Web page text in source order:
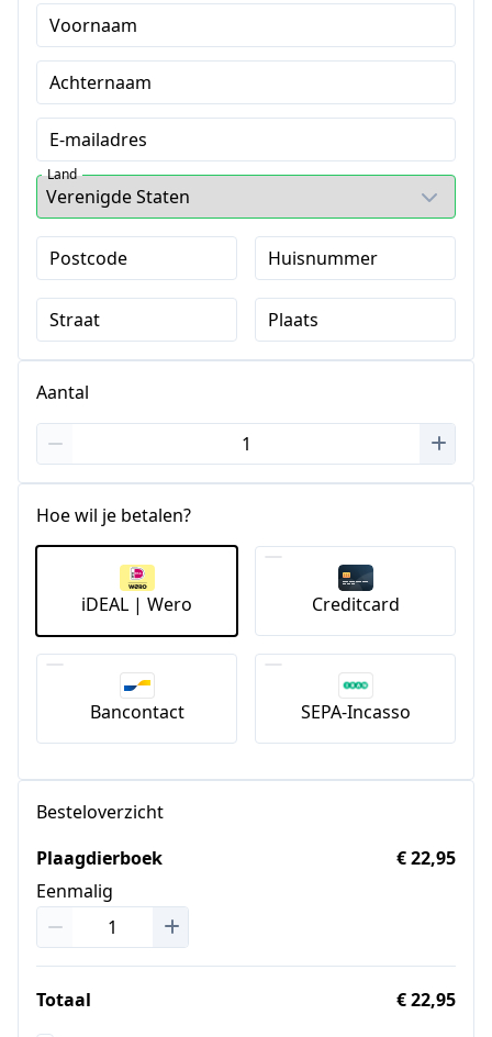
Voornaam
Achternaam
E-mailadres
Land
Postcode Huisnummer
Straat Plaats
Aantal
Hoe wil je betalen?
iDEAL | Wero Creditcard
Bancontact SEPA-Incasso
Besteloverzicht
Plaagdierboek
Eenmalig
€ 22,95
Totaal
€ 22,95